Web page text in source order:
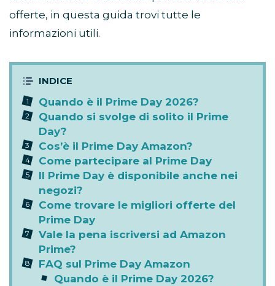
offerte, in questa guida trovi tutte le
informazioni utili.
Quando è il Prime Day 2026?
Quando si svolge di solito il Prime
Day?
Cos’è il Prime Day Amazon?
Come partecipare al Prime Day
Il Prime Day è disponibile anche nei
negozi?
Come trovare le migliori offerte del
Prime Day
Vale la pena iscriversi ad Amazon
Prime?
FAQ sul Prime Day Amazon
Quando è il Prime Day 2026?